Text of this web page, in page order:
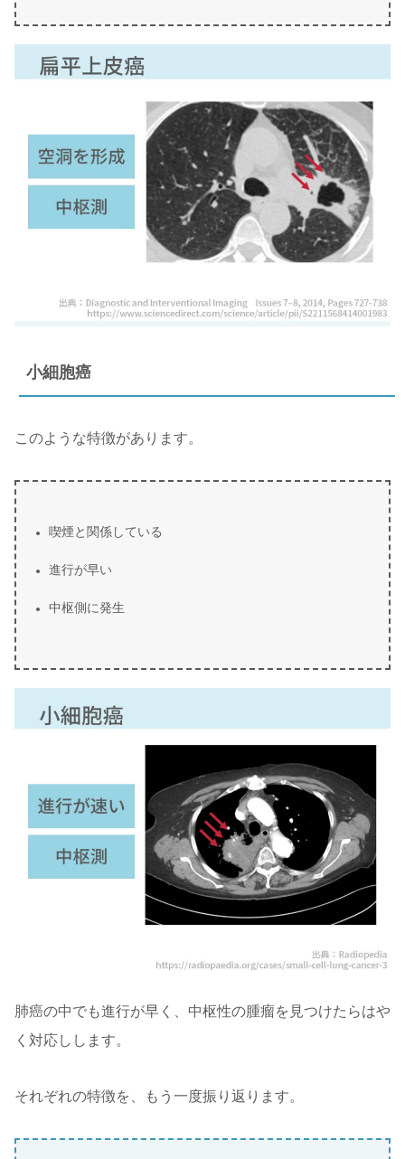
小細胞癌
このような特徴があります。
喫煙と関係している
進行が早い
中枢側に発生
肺癌の中でも進行が早く、中枢性の腫瘤を見つけたらはや
く対応しします。
それぞれの特徴を、もう一度振り返ります。